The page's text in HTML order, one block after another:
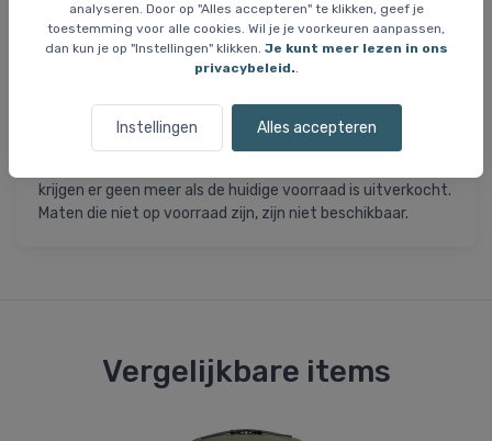
analyseren. Door op "Alles accepteren" te klikken, geef je
toestemming voor alle cookies. Wil je je voorkeuren aanpassen,
dan kun je op "Instellingen" klikken. Je kunt meer lezen in ons
privacybeleid..
Instellingen Alles accepteren
DWR
Gerecycled polyester
Gerecycled polypropyleen
Gerecycled polyethyleen hardboard
krijgen er geen meer als de huidige voorraad is uitverkocht.
Maten die niet op voorraad zijn, zijn niet beschikbaar.
Vergelijkbare items